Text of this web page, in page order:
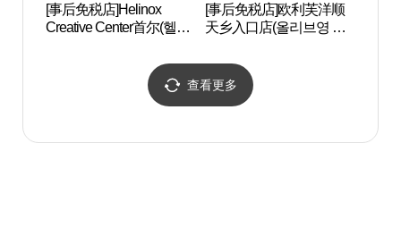
[事后免税店]Helinox
Creative Center首尔(헬리
[事后免税店]欧利芙洋顺
天乡入口店(올리브영 순
查看更多